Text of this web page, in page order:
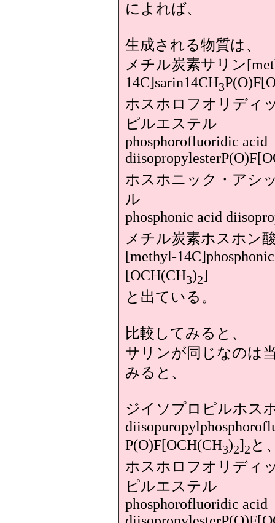
によれば、
生成される物質は、
メチル炭素サリン
14C]sarin14CH3
ホスホロフオリディ
ピルエステル
phosphorofluoridic acid
ホスホニック・アシ
ル
phosphonic acid
メチル炭素ホスホン
[methyl-
[OCH(CH3)2]
と出ている。
比較してみると、
サリンが同じなのは
みると、
ジイソプロピルホス
P(O)F[OCH(CH3)2]2 と
ホスホロフオリディ
ピルエステル
phosphorofluoridic acid